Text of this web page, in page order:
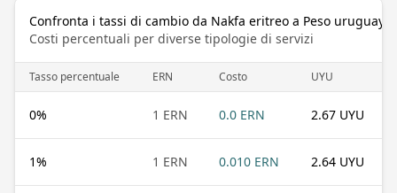
Confronta i tassi di cambio da Nakfa eritreo a Peso
Costi percentuali per diverse tipologie di servizi
Tasso percentuale ERN Costo UYU
0% 1 ERN 0.0 ERN 2.67 UYU
1% 1 ERN 0.010 ERN 2.64 UYU